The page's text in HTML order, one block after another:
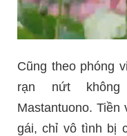
Cũng theo phóng
rạn nứt
Mastantuono. Tiền
gái, chỉ vô tình bị